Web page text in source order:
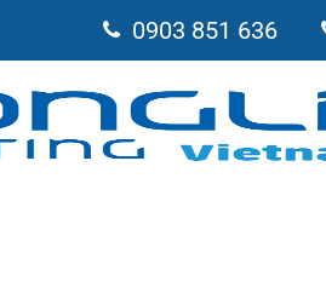
0903 851 636